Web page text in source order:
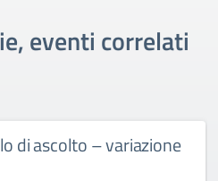
eventi correlati
di ascolto – variazione